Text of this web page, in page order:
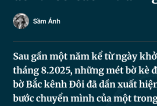
Bạn cần
Sầm Ánh
Sau gần một năm kể từ ngày
tháng 8.2025, những mét bờ kè
bờ Bắc kênh Đôi đã dần xuất
bước chuyển mình của một